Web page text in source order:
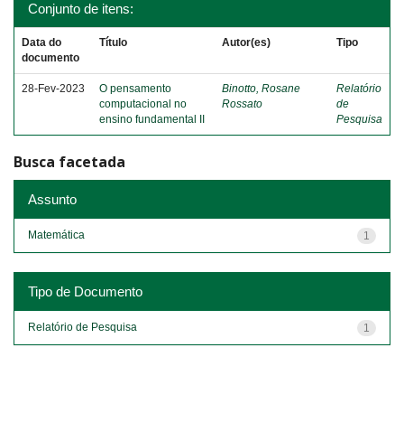
Conjunto de itens:
Data do
documento
Título Autor(es) Tipo
28-Fev-2023
O pensamento
computacional no
ensino fundamental II
Binotto, Rosane
Rossato
Relatório
de
Pesquisa
Busca facetada
Assunto
1
Matemática
Tipo de Documento
1
Relatório de Pesquisa